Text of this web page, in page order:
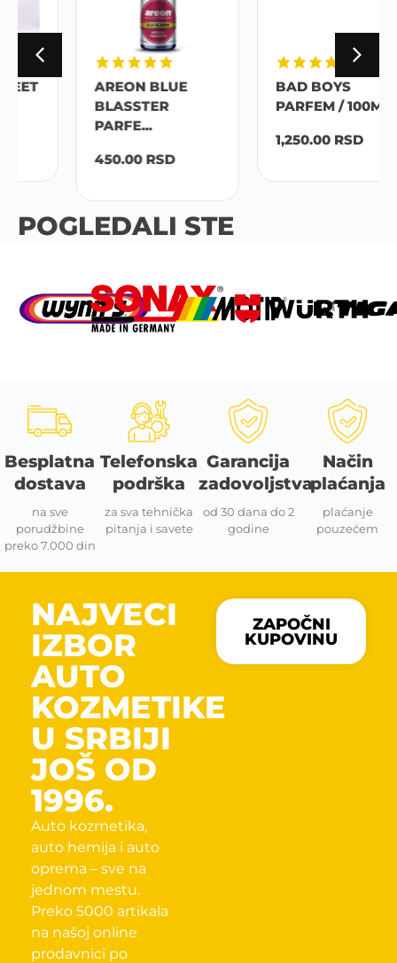
AREON BLUE
BLASSTER
PARFE...
450.00RSD
BAD BOYS
PARFEM / 100ML
1,250.00RSD
POGLEDALI STE
Besplatna
dostava
na sve
porudžbine
preko 7.000 din
Telefonska
podrška
za sva tehnička
pitanja i savete
Garancija
zadovoljstva
od 30 dana do 2
godine
Način
plaćanja
plaćanje
pouzećem
NAJVECI
IZBOR
AUTO
KOZMETIKE
U SRBIJI
JOŠ OD
1996.
Auto kozmetika,
auto hemija i auto
oprema – sve na
jednom mestu.
Preko 5000 artikala
na našoj online
prodavnici po
ZAPOČNI
KUPOVINU